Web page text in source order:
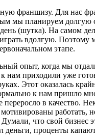
франшизу. Для нас
мы планируем долгую
(шутка). На самом
вдолгую.
этапе.
опыт, когда мы
к нам приходили уже
Этот оказалась
к нам пришло
переросло в качество.
работать,
что свой бизнес
деньги, проценты